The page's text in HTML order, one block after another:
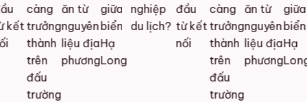
càng
trưởng
thành
trên
đấu
trường
ăn từ
nguyên
liệu địa
phương
giữa
biển
Hạ
Long
nghiệp
du lịch?
đầu
từ kết
nối
càng
trưởng
thành
trên
đấu
trường
ăn từ
nguyên
liệu địa
phương
giữa
biển
Hạ
Long